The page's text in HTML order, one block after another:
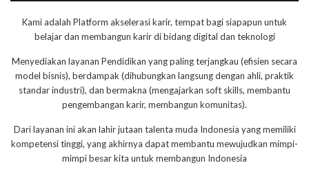
Kami adalah Platform akselerasi karir, tempat bagi siapapun untuk
belajar dan membangun karir di bidang digital dan teknologi
Menyediakan layanan Pendidikan yang paling terjangkau (efisien secara
model bisnis), berdampak (dihubungkan langsung dengan ahli, praktik
standar industri), dan bermakna (mengajarkan soft skills, membantu
pengembangan karir, membangun komunitas).
Dari layanan ini akan lahir jutaan talenta muda Indonesia yang memiliki
kompetensi tinggi, yang akhirnya dapat membantu mewujudkan mimpi-
mimpi besar kita untuk membangun Indonesia